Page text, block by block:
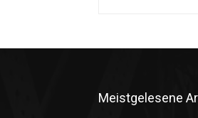
Meistgelesene